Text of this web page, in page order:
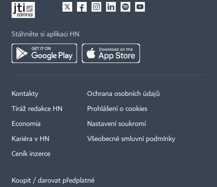
Stáhněte si aplikaci HN
Kontakty
Tiráž redakce HN
Economia
Kariéra v HN
Ceník inzerce
Ochrana osobních údajů
Prohlášení o cookies
Nastavení soukromí
Všeobecné smluvní podmínky
Koupit / darovat předplatné